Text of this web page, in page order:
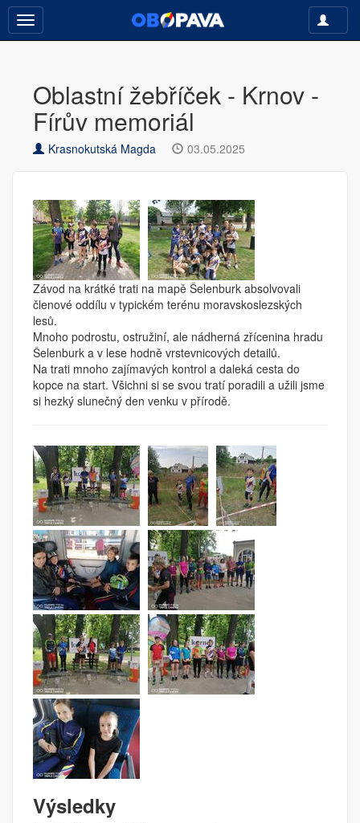
Toggle
navigation
Toggle
Oblastní žebříček - Krnov -
Fírův memoriál
Krasnokutská Magda 03.05.2025
Závod na krátké trati na mapě Šelenburk absolvovali
členové oddílu v typickém terénu moravskoslezských
lesů.
Mnoho podrostu, ostružiní, ale nádherná zřícenina hradu
Šelenburk a v lese hodně vrstevnicových detailů.
Na trati mnoho zajímavých kontrol a daleká cesta do
kopce na start. Všichni si se svou tratí poradili a užili jsme
si hezký slunečný den venku v přírodě.
Výsledky